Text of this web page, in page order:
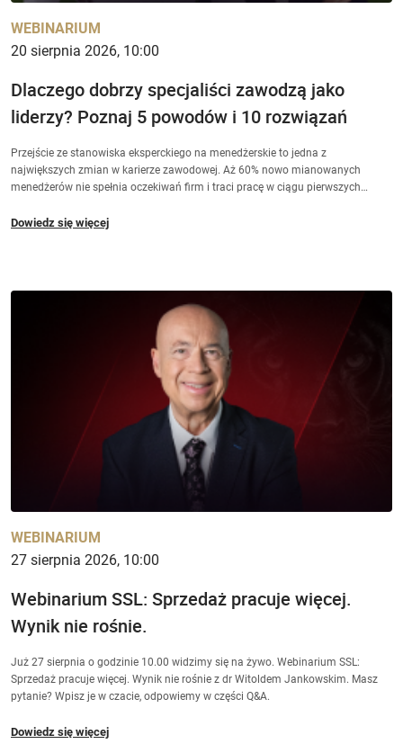
WEBINARIUM
20 sierpnia 2026, 10:00
Dlaczego dobrzy specjaliści zawodzą jako
liderzy? Poznaj 5 powodów i 10 rozwiązań
Przejście ze stanowiska eksperckiego na menedżerskie to jedna z
największych zmian w karierze zawodowej. Aż 60% nowo mianowanych
menedżerów nie spełnia oczekiwań firm i traci pracę w ciągu pierwszych
przestają działać w roli lidera. Podczas webinaru Dominika Krysińska i Anna
Dowiedz się więcej
WEBINARIUM
27 sierpnia 2026, 10:00
Webinarium SSL: Sprzedaż pracuje więcej.
Wynik nie rośnie.
Już 27 sierpnia o godzinie 10.00 widzimy się na żywo. Webinarium SSL:
Sprzedaż pracuje więcej. Wynik nie rośnie z dr Witoldem Jankowskim. Masz
pytanie? Wpisz je w czacie, odpowiemy w części Q&A.
Dowiedz się więcej